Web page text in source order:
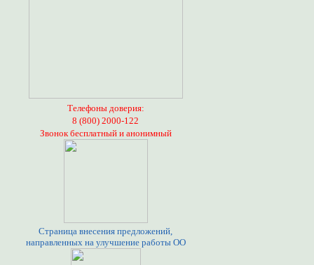
Телефоны доверия:
8 (800) 2000-122
Звонок бесплатный и анонимный
Страница внесения предложений,
направленных на улучшение работы ОО